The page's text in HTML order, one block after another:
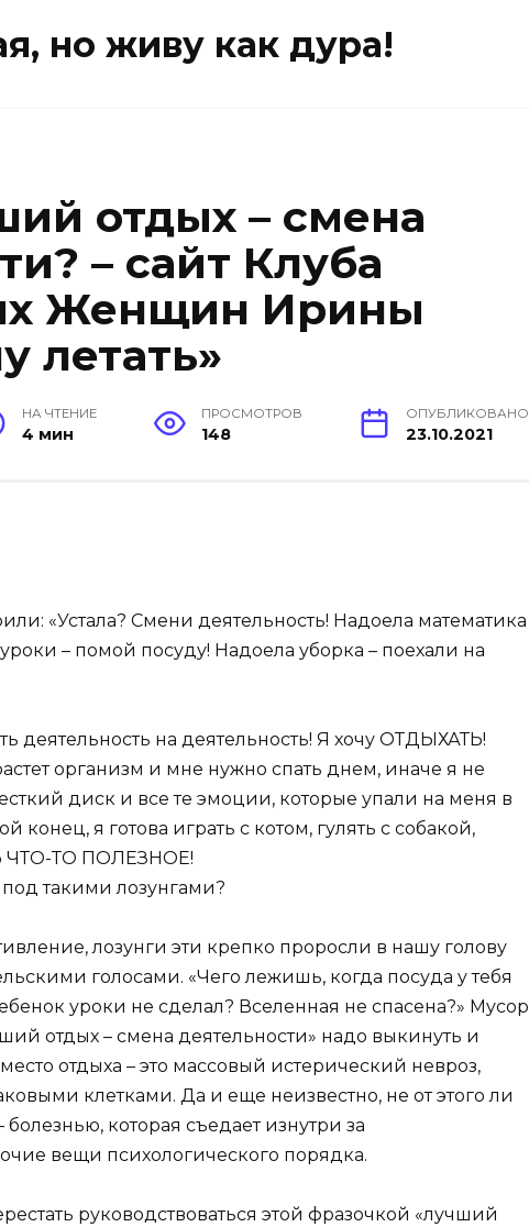
но живу как дура!
отдых – смена
– сайт Клуба
Женщин Ирины
летать»
НА ЧТЕНИЕ
4 мин
ПРОСМОТРОВ
148
ОПУБЛИКОВАНО
23.10.2021
«Устала? Смени деятельность! Надоела математика
– помой посуду! Надоела уборка – поехали на
деятельность на деятельность! Я хочу ОТДЫХАТЬ!
организм и мне нужно спать днем, иначе я не
диск и все те эмоции, которые упали на меня в
конец, я готова играть с котом, гулять с собакой,
ЧТО-ТО ПОЛЕЗНОЕ!
такими лозунгами?
лозунги эти крепко проросли в нашу голову
голосами. «Чего лежишь, когда посуда у тебя
уроки не сделал? Вселенная не спасена?» Мусор
отдых – смена деятельности» надо выкинуть и
отдыха – это массовый истерический невроз,
клетками. Да и еще неизвестно, не от этого ли
которая съедает изнутри за
вещи психологического порядка.
руководствоваться этой фразочкой «лучший